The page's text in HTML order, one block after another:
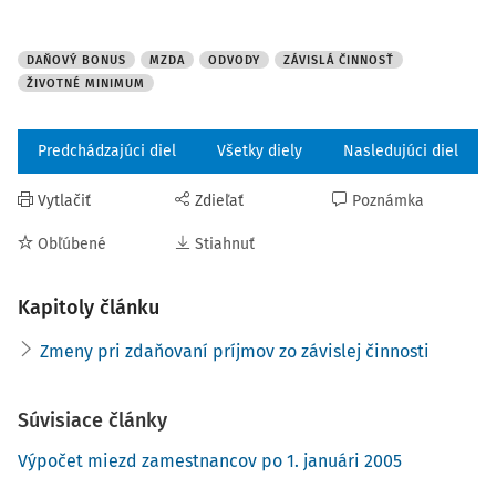
Daňový bonus na zaplatené úroky z úverov na
DAŇOVÝ BONUS MZDA ODVODY
ZÁVISLÁ ČINNOSŤ
ŽIVOTNÉ MINIMUM
Predchádzajúci diel Všetky diely Nasledujúci diel
Vytlačiť
Obľúbené
Zdieľať
Stiahnuť
Poznámka
Kapitoly článku
Zmeny pri zdaňovaní príjmov zo závislej činnosti
Súvisiace články
Výpočet miezd zamestnancov po 1. januári 2005